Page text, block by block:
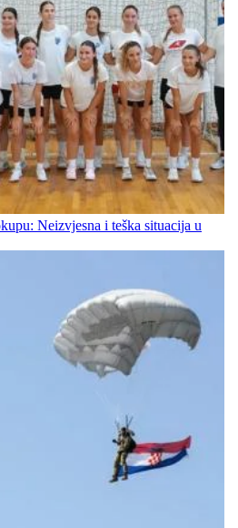
Neizvjesna i teška situacija u